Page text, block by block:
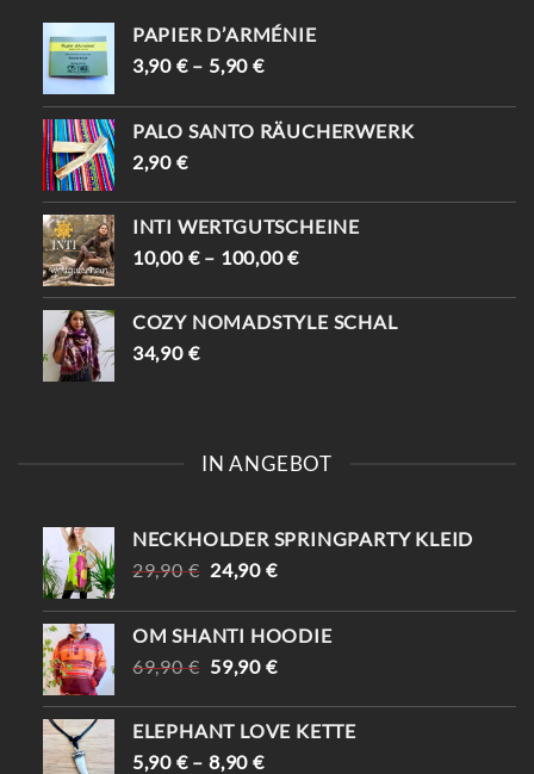
PAPIER D’ARMÉNIE
3,90 €– 5,90€
PALO SANTO RÄUCHERWERK
2,90 €
INTI WERTGUTSCHEINE
10,00 €– 100,00€
COZY NOMADSTYLE SCHAL
34,90 €
IN ANGEBOT
NECKHOLDER SPRINGPARTY KLEID
29,90€ URSPRÜNGLICHER
WAR:
29,90 €
24,90 €AKTUELLER
IST:
24,90 €.
OM SHANTI HOODIE
69,90€ URSPRÜNGLICHER
WAR:
69,90 €
59,90 €AKTUELLER
IST:
59,90 €.
ELEPHANT LOVE KETTE
5,90 €–8,90€